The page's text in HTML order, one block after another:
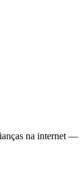
na internet —